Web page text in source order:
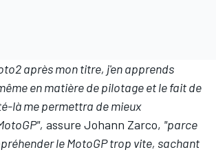
après mon titre, j'en apprends
en matière de pilotage et le fait de
là me permettra de mieux
assure Johann Zarco, "parce
le MotoGP trop vite, sachant